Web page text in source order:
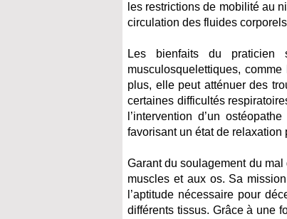
les restrictions de mobilité au
circulation des fluides
Les bienfaits du praticien
musculosquelettiques,
plus, elle peut atténuer des
certaines difficultés
l’intervention d’un
favorisant un état de relaxation
Garant du soulagement du
muscles et aux os. Sa
l’aptitude nécessaire pour
différents tissus. Grâce à une